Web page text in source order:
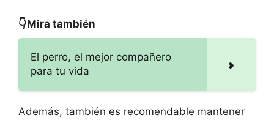
👇Mira también
El perro, el mejor compañero
para tu vida
Además, también es recomendable mantener